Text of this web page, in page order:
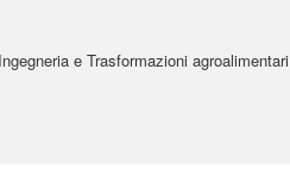
e Trasformazioni agroalimentari